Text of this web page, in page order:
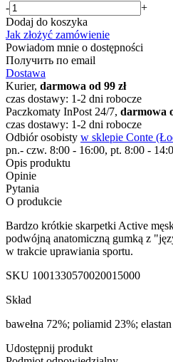
-
+
Dodaj do koszyka
Jak złożyć zamówienie
Powiadom mnie o dostępności
Получить по email
Dostawa
Kurier, darmowa od 99 zł
czas dostawy: 1-2 dni robocze
Paczkomaty InPost 24/7, darmowa
czas dostawy: 1-2 dni robocze
Odbiór osobisty w sklepie Conte
pn.- czw. 8:00 - 16:00, pt. 8:00 -
Opis produktu
Opinie
Pytania
O produkcie
Bardzo krótkie skarpetki Active
podwójną anatomiczną gumką z
w trakcie uprawiania sportu.
SKU 1001330570020015000
Skład
bawełna 72%; poliamid 23%;
Udostępnij produkt